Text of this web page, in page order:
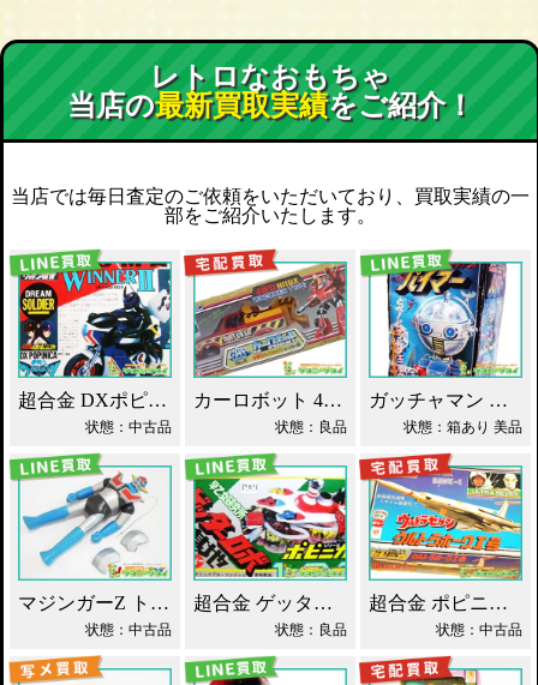
レトロなおもちゃ
当店の最新買取実績をご紹介！
当店では毎日査定のご依頼をいただいており、買取実績の一
部をご紹介いたします。
超合金 DXポピニカ ウィナア2世 夢戦士ウイングマン PC-46 買取！
状態：中古品
カーロボット 4WD・レッカー車 ダイアクロン買取！
状態：良品
ガッチャマン パイマー DXジャンボマシンダー買取！
状態：箱あり 美品
マジンガーZ トーキング ソフビ マスダヤ買取！
状態：中古品
超合金 ゲッターロボ基地 早乙女研究所 買取！
状態：良品
超合金 ポピニカ ウルトラセブン ウルトラホーク1号 買取！
状態：中古品